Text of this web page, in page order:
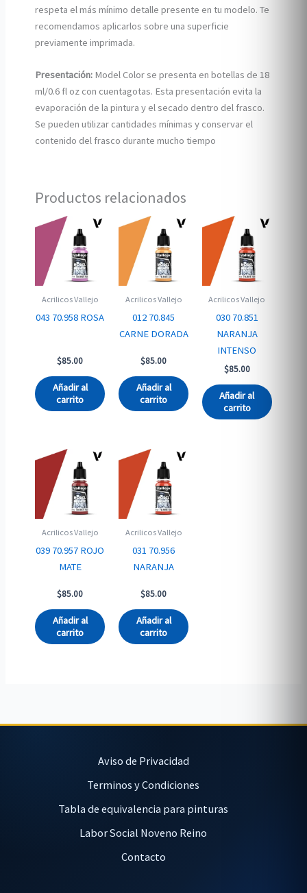
respeta el más mínimo detalle presente en tu modelo. Te
recomendamos aplicarlos sobre una superficie
previamente imprimada.
Presentación: Model Color se presenta en botellas de 18
ml/0.6 fl oz con cuentagotas. Esta presentación evita la
evaporación de la pintura y el secado dentro del frasco.
Se pueden utilizar cantidades mínimas y conservar el
contenido del frasco durante mucho tiempo
Productos relacionados
Acrilicos Vallejo
043 70.958 ROSA
$85.00
Añadir al
carrito
Acrilicos Vallejo
012 70.845
CARNE DORADA
$85.00
Añadir al
carrito
Acrilicos Vallejo
030 70.851
NARANJA
INTENSO
$85.00
Añadir al
carrito
Acrilicos Vallejo
039 70.957 ROJO
MATE
$85.00
Añadir al
carrito
Acrilicos Vallejo
031 70.956
NARANJA
$85.00
Añadir al
carrito
Aviso de Privacidad
Terminos y Condiciones
Tabla de equivalencia para pinturas
Labor Social Noveno Reino
Contacto